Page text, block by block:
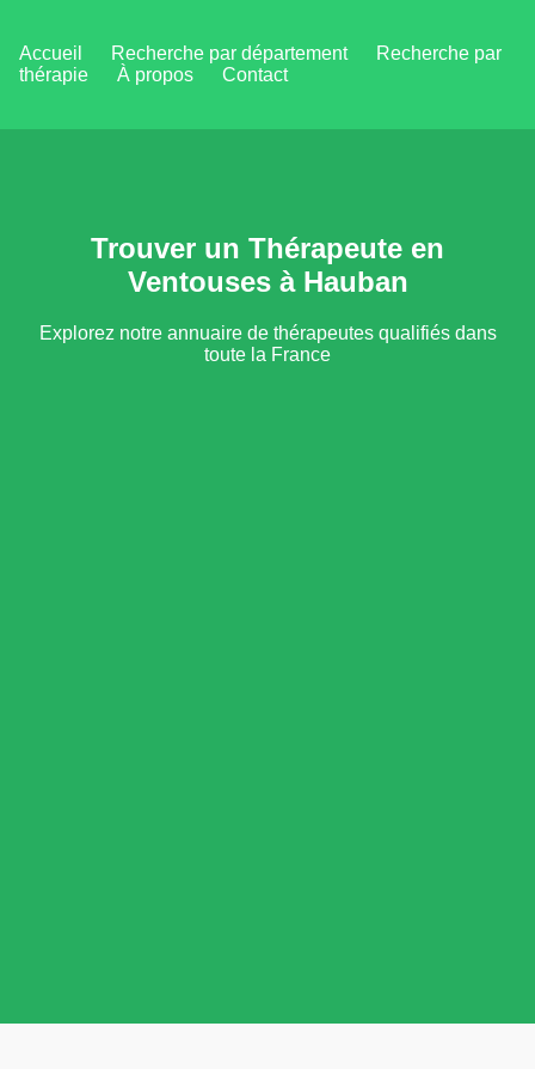
Accueil Recherche par département
Recherche par
thérapie
À propos Contact
Trouver un Thérapeute en
Ventouses à Hauban
Explorez notre annuaire de thérapeutes qualifiés dans
toute la France